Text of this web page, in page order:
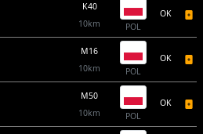
K40
10km
POL
OK
M16
10km
POL
OK
M50
10km
POL
OK